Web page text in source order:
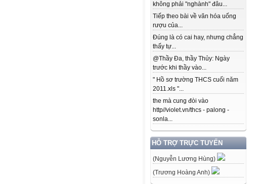
không phải "nghành" đâu...
Tiếp theo bài về văn hóa uống
rượu của...
Đúng là có cai hay, nhưng chẳng
thấy tự...
@Thầy Đa, thầy Thủy: Ngày
trước khi thầy vào...
" Hồ sơ trường THCS cuối năm
2011.xls "...
the mà cung đòi vào
http//violet.vn/thcs - palong -
sonla...
HỖ TRỢ TRỰC TUYẾN
(Nguyễn Lương Hùng)
(Trương Hoàng Anh)